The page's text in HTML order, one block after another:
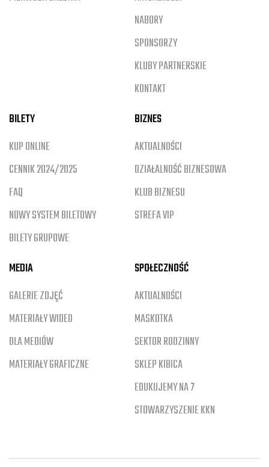
NABORY
SPONSORZY
KLUBY PARTNERSKIE
KONTAKT
BILETY
KUP ONLINE
CENNIK 2024/2025
FAQ
NOWY SYSTEM BILETOWY
BILETY GRUPOWE
BIZNES
AKTUALNOŚCI
DZIAŁALNOŚĆ BIZNESOWA
KLUB BIZNESU
STREFA VIP
MEDIA
GALERIE ZDJĘĆ
MATERIAŁY WIDEO
DLA MEDIÓW
MATERIAŁY GRAFICZNE
SPOŁECZNOŚĆ
AKTUALNOŚCI
MASKOTKA
SEKTOR RODZINNY
SKLEP KIBICA
EDUKUJEMY NA 7
STOWARZYSZENIE KKN